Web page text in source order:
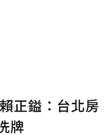
正鎰：台北房
牌